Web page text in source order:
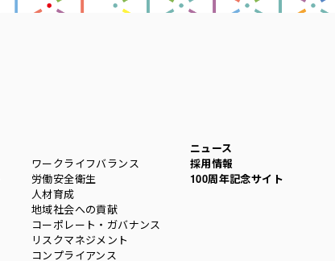
ワークライフバランス
労働安全衛生
人材育成
地域社会への貢献
コーポレート・ガバナンス
リスクマネジメント
コンプライアンス
ニュース
採用情報
100周年記念サイト